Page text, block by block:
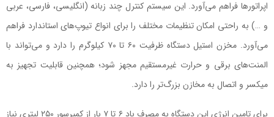
اپراتورها فراهم می‌آورد. این سیستم کنترل چند زبانه (انگلیسی، فارسی، عربی
و …) به راحتی امکان تنظیمات مختلف را برای انواع تیوپ‌های استاندارد فراهم
می‌آورد. مخزن استیل دستگاه ظرفیت ۶۰ تا ۷۰ کیلوگرم را دارد و می‌تواند با
المنت‌های برقی و حرارت غیرمستقیم مجهز شود؛ همچنین قابلیت تجهیز به
میکسر و اتصال به مخازن بزرگ‌تر را دارد.
برای تامین انرژی این دستگاه به مصرف باد ۶ تا ۷ بار از کمپرسور ۲۵۰ لیتری نیاز